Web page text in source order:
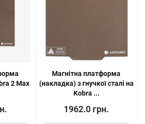
2 Max
Магнітна платформа
(накладка) з гнучкої сталі на
Kobra ...
1962.0 грн.